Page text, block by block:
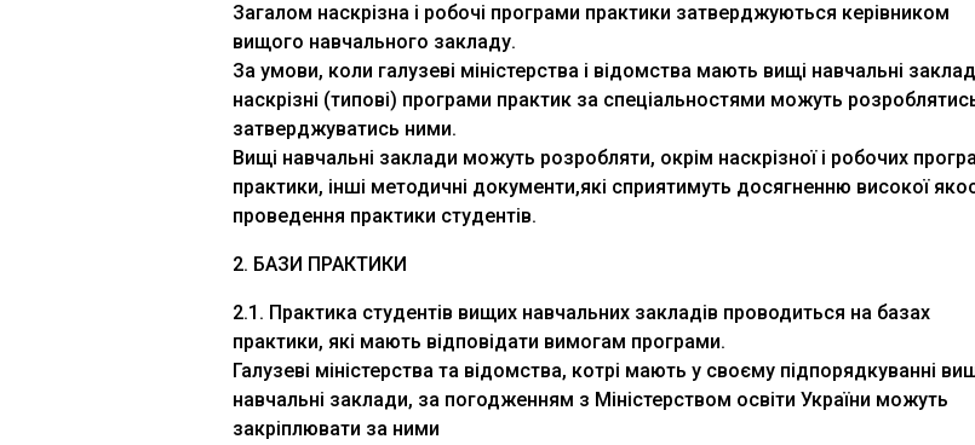
Загалом наскрізна і робочі програми практики затверджуються керівником
вищого навчального закладу.
За умови, коли галузеві міністерства і відомства мають вищі навчальні
наскрізні (типові) програми практик за спеціальностями можуть
затверджуватись ними.
Вищі навчальні заклади можуть розробляти, окрім наскрізної і робочих
практики, інші методичні документи,які сприятимуть досягненню високої
проведення практики студентів.
2. БАЗИ ПРАКТИКИ
2.1. Практика студентів вищих навчальних закладів проводиться на базах
практики, які мають відповідати вимогам програми.
Галузеві міністерства та відомства, котрі мають у своєму підпорядкуванні
навчальні заклади, за погодженням з Міністерством освіти України можуть
закріплювати за ними